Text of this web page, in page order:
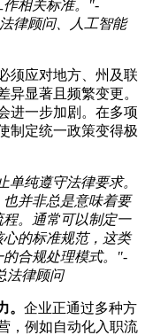
相关标准。"-
律顾问、人工智能
须应对地方、州及联
异显著且频繁变更。
进一步加剧。在多项
制定统一政策变得极
纯遵守法律要求。
并非总是意味着要
。通常可以制定一
的标准规范，这类
合规处理模式。"-
法律顾问
。 企业正通过多种方
，例如自动化入职流